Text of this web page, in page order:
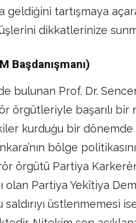
geldiğini tartışmaya
dikkatlerinize
Başdanışmanı)
bulunan Prof. Dr.
örgütleriyle başarılı
kurduğu bir
bölge
örgütü Partiya
olan Partiya Yekîtiya
saldırıyı üstlenmemesi